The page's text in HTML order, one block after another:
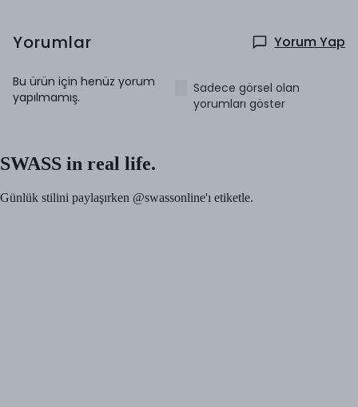
Yorumlar Yorum Yap
Bu ürün için henüz yorum
yapılmamış.
Sadece görsel olan
yorumları göster